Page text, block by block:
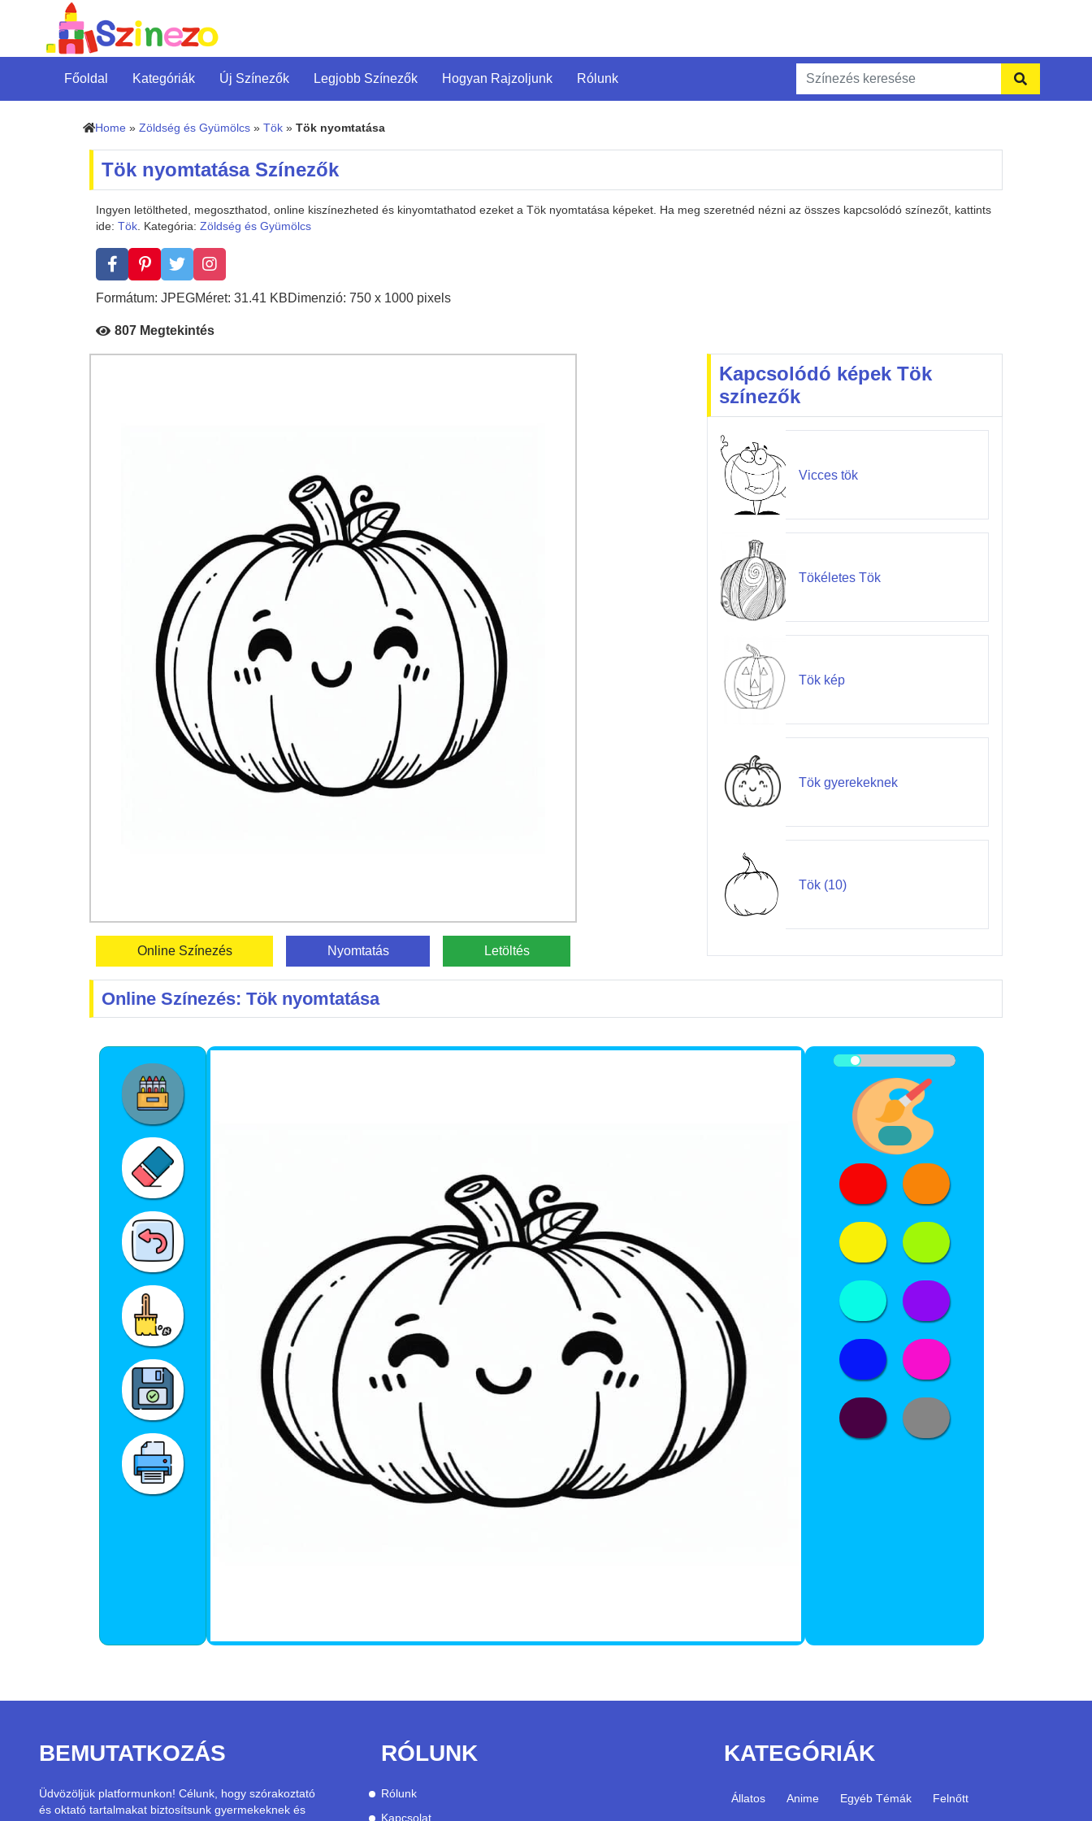
Főoldal Kategóriák Új Színezők Legjobb Színezők Hogyan Rajzoljunk Rólunk
Home » Zöldség és Gyümölcs » Tök » Tök nyomtatása
Tök nyomtatása Színezők
Ingyen letöltheted, megoszthatod, online kiszínezheted és kinyomtathatod ezeket a Tök nyomtatása képeket. Ha meg szeretnéd nézni az összes kapcsolódó színezőt, kattints
ide: Tök. Kategória: Zöldség és Gyümölcs
Formátum: JPEGMéret: 31.41 KBDimenzió: 750 x 1000 pixels
807 Megtekintés
Online Színezés Nyomtatás Letöltés
Kapcsolódó képek Tök
színezők
Vicces tök
Tökéletes Tök
Tök kép
Tök gyerekeknek
Tök (10)
Online Színezés: Tök nyomtatása
BEMUTATKOZÁS
Üdvözöljük platformunkon! Célunk, hogy szórakoztató
és oktató tartalmakat biztosítsunk gyermekeknek és
RÓLUNK
Rólunk
Kapcsolat
KATEGÓRIÁK
Állatos Anime Egyéb Témák Felnőtt